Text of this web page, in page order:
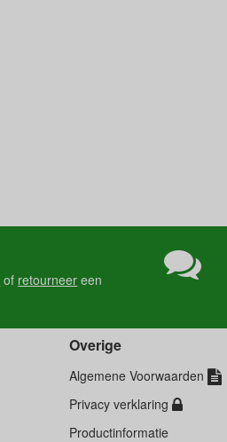
of retourneer een
Overige
Algemene Voorwaarden
Privacy verklaring
Productinformatie